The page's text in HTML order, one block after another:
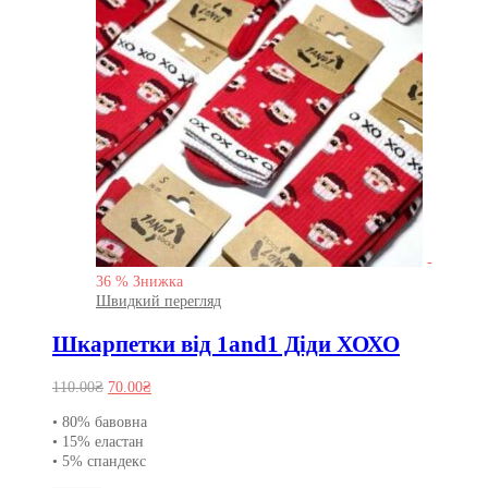
-
36 % Знижка
Швидкий перегляд
Шкарпетки від 1and1 Діди ХОХО
110.00₴ Оригінальна
110.00₴.
70.00₴Поточна
• 80% бавовна
• 15% еластан
• 5% спандекс